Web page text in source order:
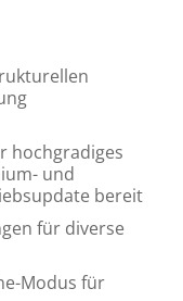
hochgradiges
und
bereit
für diverse
Modus für